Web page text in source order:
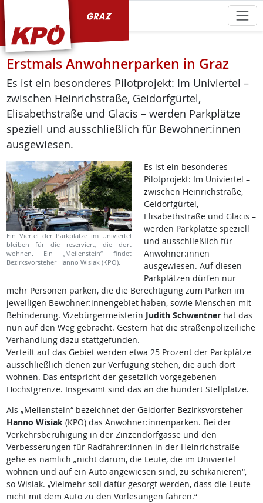
Erstmals Anwohnerparken in Graz
Es ist ein besonderes Pilotprojekt: Im Univiertel –
zwischen Heinrichstraße, Geidorfgürtel,
Elisabethstraße und Glacis – werden Parkplätze
speziell und ausschließlich für Bewohner:innen
ausgewiesen.
Ein Viertel der Parkplätze im Univiertel
bleiben für die reserviert, die dort
wohnen. Ein „Meilenstein“ findet
Bezirksvorsteher Hanno Wisiak (KPÖ).
Es ist ein besonderes
Pilotprojekt: Im Univiertel –
zwischen Heinrichstraße,
Geidorfgürtel,
Elisabethstraße und Glacis –
werden Parkplätze speziell
und ausschließlich für
Anwohner:innen
ausgewiesen. Auf diesen
Parkplätzen dürfen nur
mehr Personen parken, die die Berechtigung zum Parken im
jeweiligen Bewohner:innengebiet haben, sowie Menschen mit
Behinderung. Vizebürgermeisterin Judith Schwentnerhat das
nun auf den Weg gebracht. Gestern hat die straßenpolizeiliche
Verhandlung dazu stattgefunden.
Verteilt auf das Gebiet werden etwa 25 Prozent der Parkplätze
ausschließlich denen zur Verfügung stehen, die auch dort
wohnen. Das entspricht der gesetzlich vorgegebenen
Höchstgrenze. Insgesamt sind das an die hundert Stellplätze.
Als „Meilenstein“ bezeichnet der Geidorfer Bezirksvorsteher
Hanno Wisiak(KPÖ) das Anwohner:innenparken. Bei der
Verkehrsberuhigung in der Zinzendorfgasse und den
Verbesserungen für Radfahrer:innen in der Heinrichstraße
gehe es nämlich „nicht darum, die Leute, die im Univiertel
wohnen und auf ein Auto angewiesen sind, zu schikanieren“,
so Wisiak. „Vielmehr soll dafür gesorgt werden, dass die Leute
nicht mit dem Auto zu den Vorlesungen fahren.“